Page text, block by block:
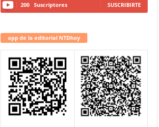
200 Suscriptores SUSCRIBIRTE
app de la editorial NTDhoy